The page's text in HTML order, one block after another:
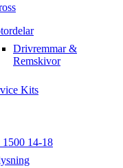
Drivremmar &
Remskivor
Kits
1500 14-18